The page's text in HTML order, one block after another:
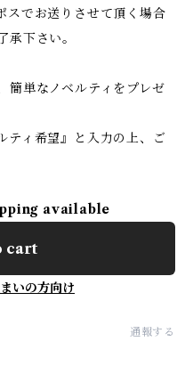
スでお送りさせて頂く場合
承下さい。
簡単なノベルティをプレゼ
ティ希望』と入力の上、ご
available
cart
いの方向け
通報する